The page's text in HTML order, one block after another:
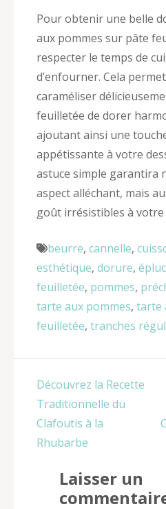
Pour obtenir une belle
aux pommes sur pâte
respecter le temps de
d’enfourner. Cela
caraméliser
feuilletée de dorer
ajoutant ainsi une
appétissante à votre
astuce simple garantira
aspect alléchant, mais
goût irrésistibles à
beurre, cannelle,
esthétique, dorure,
feuilletée, pommes,
tarte aux pommes, tarte
feuilletée, tranches
Navigation
de
l’article
Découvrez la Recette
Traditionnelle du
Clafoutis à la
Rhubarbe
Laisser un